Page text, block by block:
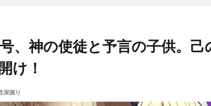
、神の使徒と予言の子供。己
け！
深掘り